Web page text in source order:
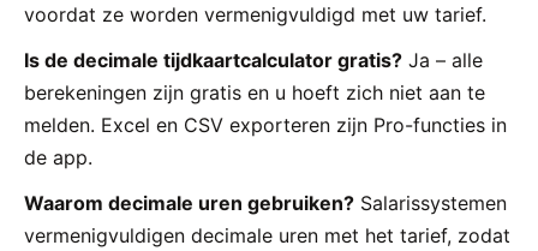
voordat ze worden vermenigvuldigd met uw tarief.
Is de decimale tijdkaartcalculator gratis? Ja – alle
berekeningen zijn gratis en u hoeft zich niet aan te
melden. Excel en CSV exporteren zijn Pro-functies in
de app.
Waarom decimale uren gebruiken? Salarissystemen
vermenigvuldigen decimale uren met het tarief, zodat